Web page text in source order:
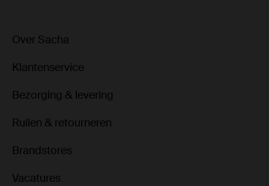
Over Sacha
Klantenservice
Bezorging & levering
Ruilen & retourneren
Brandstores
Vacatures